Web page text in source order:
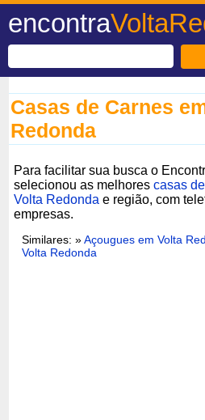
encontra
Casas de Carnes
Redonda
Para facilitar sua busca o
selecionou as melhorescasas
Volta Redonda e região, com
empresas.
Similares: »Açougues em Volta
Volta Redonda